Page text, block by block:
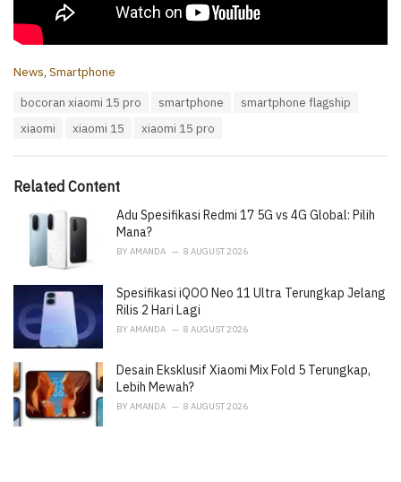
C
i
News, Smartphone
bocoran xiaomi 15 pro smartphone
smartphone flagship
xiaomi
xiaomi 15 xiaomi 15 pro
Related Content
Adu Spesifikasi Redmi 17 5G vs 4G Global: Pilih
Mana?
BY AMANDA 8 AUGUST 2026
Spesifikasi iQOO Neo 11 Ultra Terungkap Jelang
Rilis 2 Hari Lagi
BY AMANDA 8 AUGUST 2026
Desain Eksklusif Xiaomi Mix Fold 5 Terungkap,
Lebih Mewah?
BY AMANDA 8 AUGUST 2026